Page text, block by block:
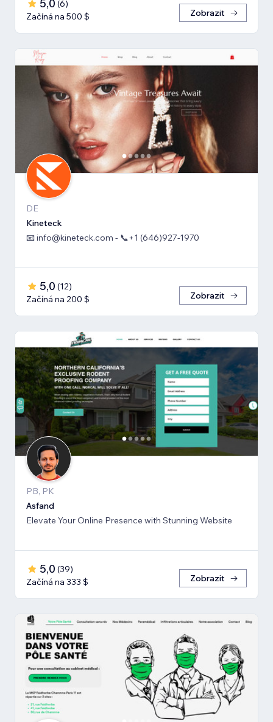
5,0 (6)
Začíná na 500 $
Zobrazit
DE
Kineteck
📧 info@kineteck.com - 📞+1 (646)927-1970
5,0 (12)
Začíná na 200 $
Zobrazit
PB, PK
Asfand
Elevate Your Online Presence with Stunning Website
5,0 (39)
Začíná na 333 $
Zobrazit